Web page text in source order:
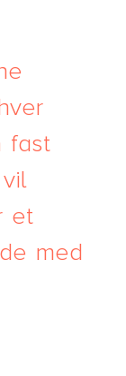
fast
et
med